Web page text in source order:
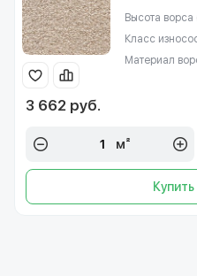
Высота
Класс
Материал
3 662 руб.
м²
Купить